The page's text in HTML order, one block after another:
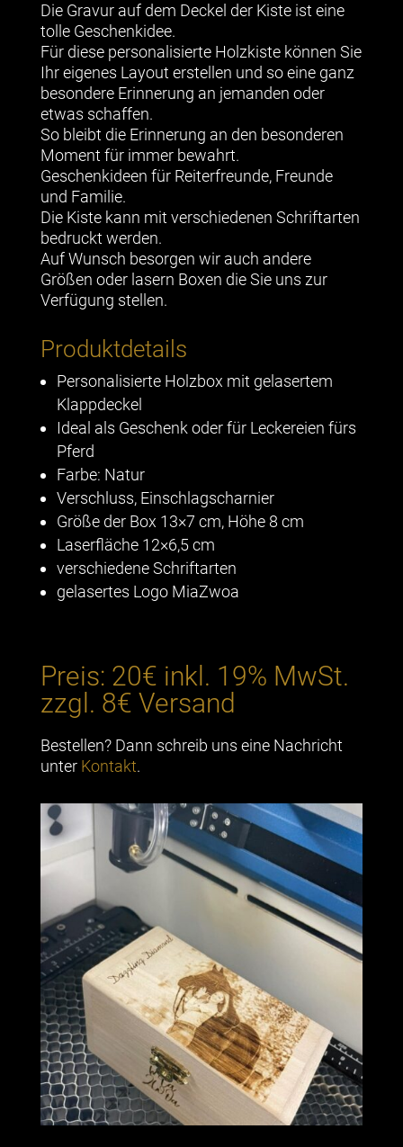
Die Gravur auf dem Deckel der Kiste ist eine
tolle Geschenkidee.
Für diese personalisierte Holzkiste können Sie
Ihr eigenes Layout erstellen und so eine ganz
besondere Erinnerung an jemanden oder
etwas schaffen.
So bleibt die Erinnerung an den besonderen
Moment für immer bewahrt.
Geschenkideen für Reiterfreunde, Freunde
und Familie.
Die Kiste kann mit verschiedenen Schriftarten
bedruckt werden.
Auf Wunsch besorgen wir auch andere
Größen oder lasern Boxen die Sie uns zur
Verfügung stellen.
Produktdetails
Personalisierte Holzbox mit gelasertem
Klappdeckel
Ideal als Geschenk oder für Leckereien fürs
Pferd
Farbe: Natur
Verschluss, Einschlagscharnier
Größe der Box 13×7 cm, Höhe 8 cm
Laserfläche 12×6,5 cm
verschiedene Schriftarten
gelasertes Logo MiaZwoa
Preis: 20€ inkl. 19% MwSt.
zzgl. 8€ Versand
Bestellen? Dann schreib uns eine Nachricht
unter Kontakt.